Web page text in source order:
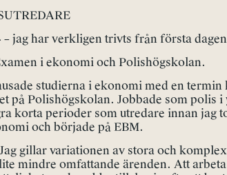
– jag har verkligen trivts från första
i ekonomi och Polishögskolan.
studierna i ekonomi med en termin
på Polishögskolan. Jobbade som polis i
korta perioder som utredare innan jag
och började på EBM.
gillar variationen av stora och
mindre omfattande ärenden. Att